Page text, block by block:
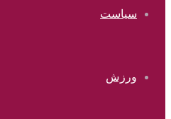
سیاست
ورزش